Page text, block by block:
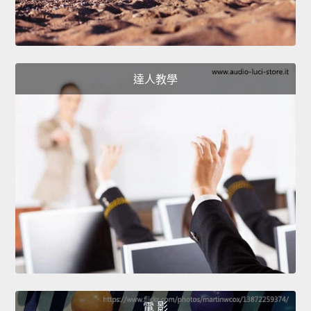
達人教學
電 影